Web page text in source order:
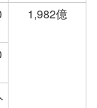
1,982億